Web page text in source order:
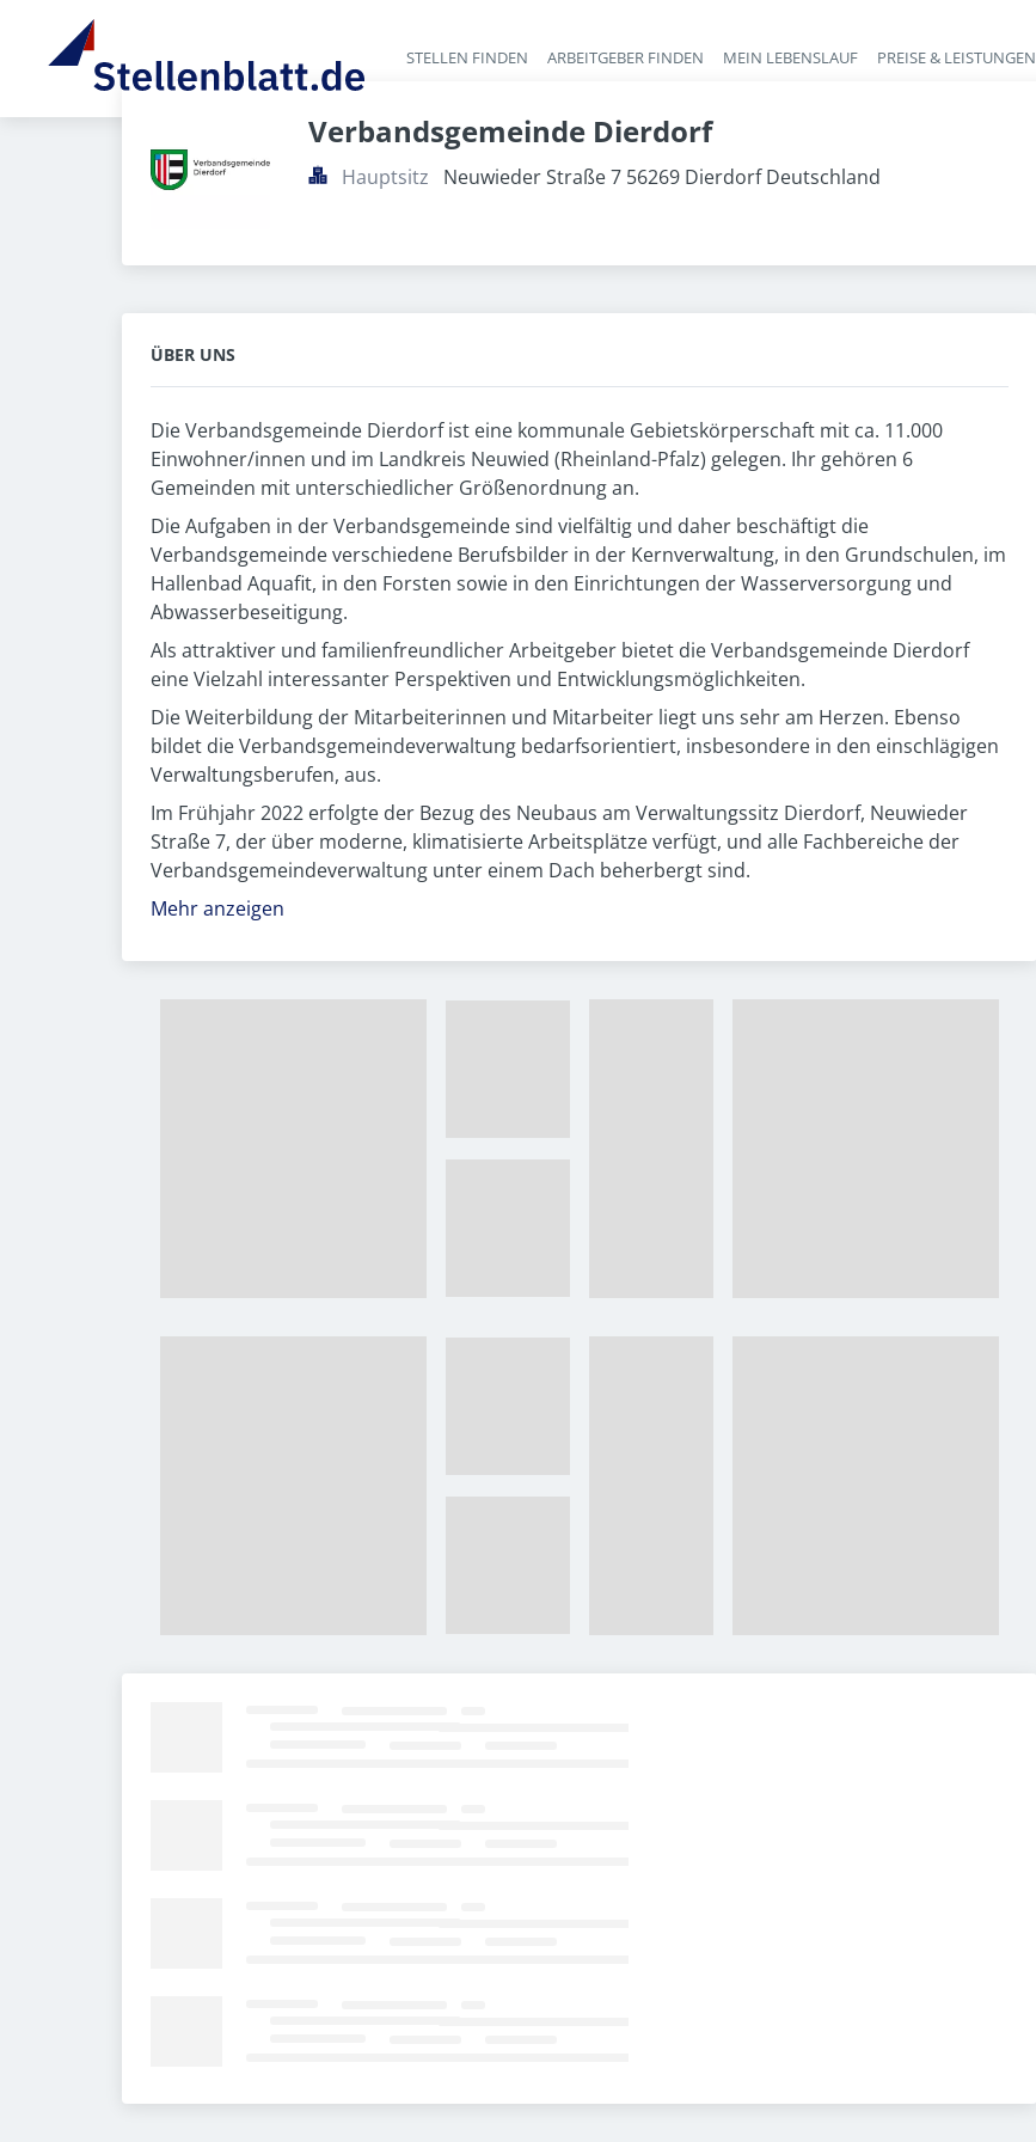
Haupt-Navigation
STELLEN FINDEN ARBEITGEBER FINDEN MEIN LEBENSLAUF PREISE & LEISTUNGEN
Verbandsgemeinde Dierdorf
Hauptsitz Neuwieder Straße 7 56269 Dierdorf Deutschland
ÜBER UNS
Die Verbandsgemeinde Dierdorf ist eine kommunale Gebietskörperschaft mit ca. 11.000
Einwohner/innen und im Landkreis Neuwied (Rheinland-Pfalz) gelegen. Ihr gehören 6
Gemeinden mit unterschiedlicher Größenordnung an.
Die Aufgaben in der Verbandsgemeinde sind vielfältig und daher beschäftigt die
Verbandsgemeinde verschiedene Berufsbilder in der Kernverwaltung, in den Grundschulen, im
Hallenbad Aquafit, in den Forsten sowie in den Einrichtungen der Wasserversorgung und
Abwasserbeseitigung.
Als attraktiver und familienfreundlicher Arbeitgeber bietet die Verbandsgemeinde Dierdorf
eine Vielzahl interessanter Perspektiven und Entwicklungsmöglichkeiten.
Die Weiterbildung der Mitarbeiterinnen und Mitarbeiter liegt uns sehr am Herzen. Ebenso
bildet die Verbandsgemeindeverwaltung bedarfsorientiert, insbesondere in den einschlägigen
Verwaltungsberufen, aus.
Im Frühjahr 2022 erfolgte der Bezug des Neubaus am Verwaltungssitz Dierdorf, Neuwieder
Straße 7, der über moderne, klimatisierte Arbeitsplätze verfügt, und alle Fachbereiche der
Verbandsgemeindeverwaltung unter einem Dach beherbergt sind.
Mehr anzeigen